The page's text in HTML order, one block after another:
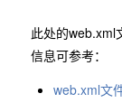
此处的web.xml
信息可参考：
web.xml文